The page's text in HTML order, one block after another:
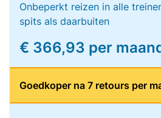
Onbeperkt reizen in alle
spits als daarbuiten
€ 366,93 per
Goedkoper na 7 retours per